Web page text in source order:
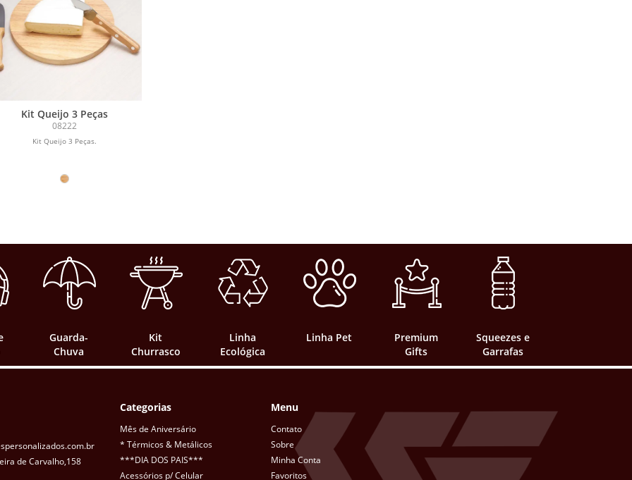
Kit Queijo 3 Peças
08222
Kit Queijo 3 Peças.
Guarda-
Chuva
Kit
Churrasco
Linha
Ecológica
Linha Pet
Premium
Gifts
Squeezes e
Garrafas
de Carvalho,158
Categorias
Mês de Aniversário
* Térmicos & Metálicos
***DIA DOS PAIS***
Acessórios p/ Celular
Menu
Contato
Sobre
Minha Conta
Favoritos